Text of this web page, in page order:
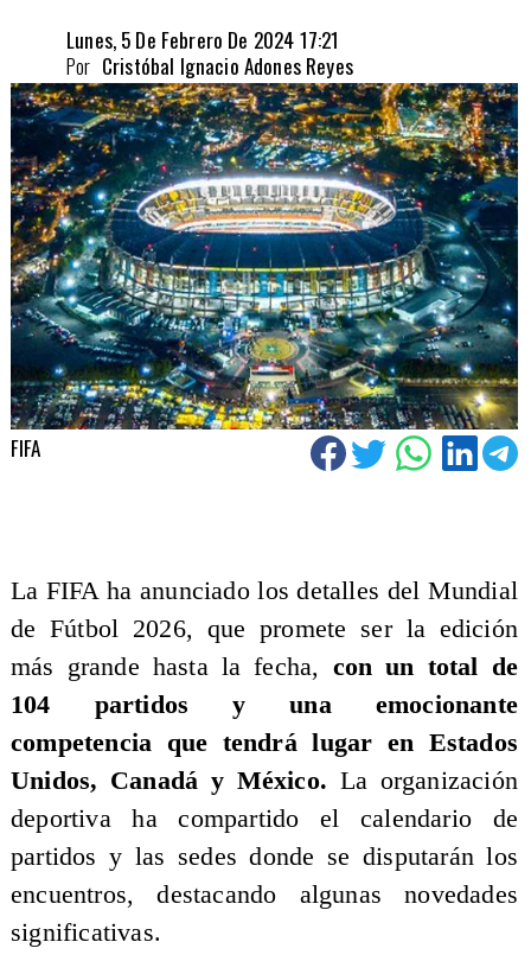
Lunes, 5 De Febrero De 2024 17:21
Cristóbal Ignacio Adones Reyes
Por
FIFA
La FIFA ha anunciado los detalles del Mundial
de Fútbol 2026, que promete ser la edición
más grande hasta la fecha, con un total de
104 partidos y una emocionante
competencia que tendrá lugar en Estados
Unidos, Canadá y México. La organización
deportiva ha compartido el calendario de
partidos y las sedes donde se disputarán los
encuentros, destacando algunas novedades
significativas.